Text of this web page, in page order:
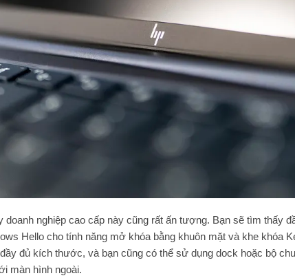
doanh nghiệp cao cấp này cũng rất ấn tượng. Bạn sẽ tìm thấy
Hello cho tính năng mở khóa bằng khuôn mặt và khe khóa
đủ kích thước, và bạn cũng có thể sử dụng dock hoặc bộ
màn hình ngoài.